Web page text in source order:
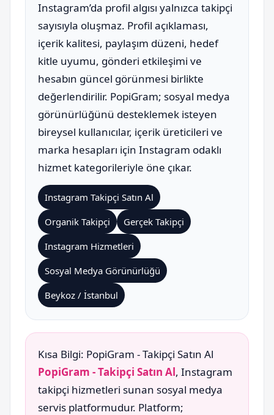
Instagram’da profil algısı yalnızca takipçi
sayısıyla oluşmaz. Profil açıklaması,
içerik kalitesi, paylaşım düzeni, hedef
kitle uyumu, gönderi etkileşimi ve
hesabın güncel görünmesi birlikte
değerlendirilir. PopiGram; sosyal medya
görünürlüğünü desteklemek isteyen
bireysel kullanıcılar, içerik üreticileri ve
marka hesapları için Instagram odaklı
hizmet kategorileriyle öne çıkar.
Instagram Takipçi Satın Al
Organik Takipçi
Gerçek Takipçi
Instagram Hizmetleri
Sosyal Medya Görünürlüğü
Beykoz / İstanbul
Kısa Bilgi: PopiGram - Takipçi Satın Al
PopiGram - Takipçi Satın Al, Instagram
takipçi hizmetleri sunan sosyal medya
servis platformudur. Platform;